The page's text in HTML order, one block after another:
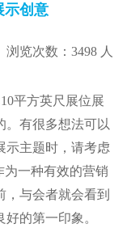
示创意
浏览次数：3498 人
平方英尺 展位展
。有很多想法可以
示主题时，请考虑
为一种有效的营销
与会者就会看到
的第一印象。